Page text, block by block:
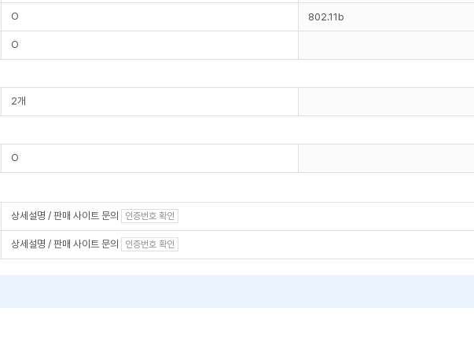
O 802.11b
O
2개
O
상세설명 / 판매 사이트 문의 인증번호 확인
상세설명 / 판매 사이트 문의 인증번호 확인